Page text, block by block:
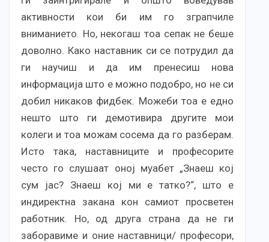
активности кои би им го зграпчиле
вниманието. Но, некогаш тоа сепак не беше
доволно. Како наставник си се потрудил да
ги научиш и да им пренесиш нова
информација што е можно подобро, но не си
добил никаков фидбек. Можеби тоа е едно
нешто што ги демотивира другите мои
колеги и тоа можам сосема да го разберам.
Исто така, наставниците и професорите
често го слушаат оној муабет „Знаеш кој
сум јас? Знаеш кој ми е татко?“, што е
индиректна закана кон самиот просветен
работник. Но, од друга страна да не ги
заборавиме и оние наставници/ професори,